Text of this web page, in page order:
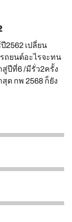
2562 เปลี่ยน
ถยนต์อะไรจะทน
ปีที่6 /มีรั่ว2ครั้ง
ด กพ 2568 ก็ยัง